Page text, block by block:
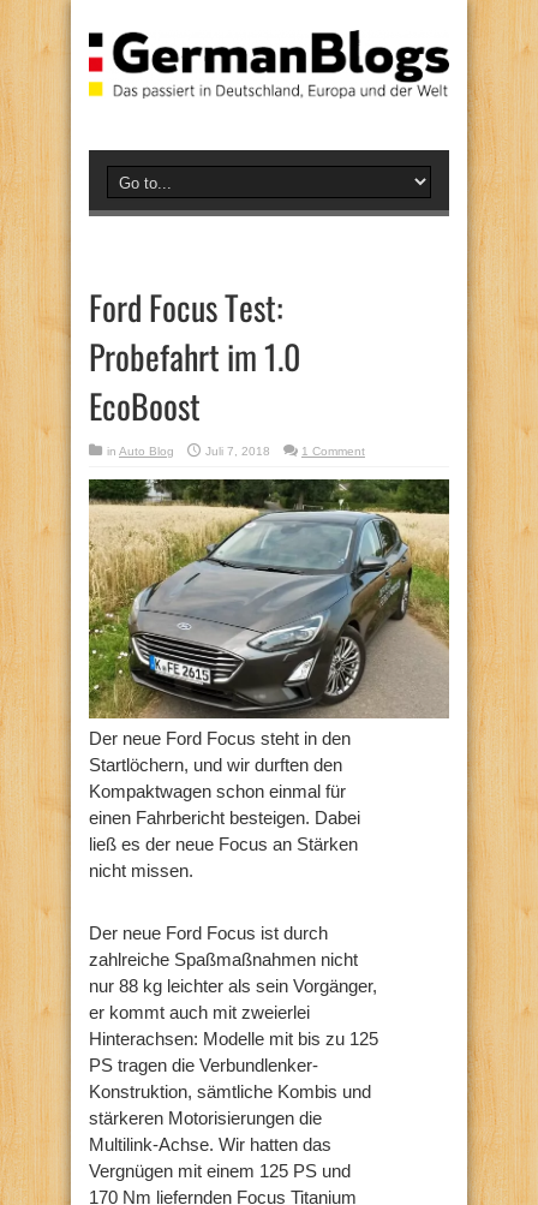
Ford Focus Test:
Probefahrt im 1.0
EcoBoost
in Auto Blog Juli 7, 2018 1 Comment
Der neue Ford Focus steht in den
Startlöchern, und wir durften den
Kompaktwagen schon einmal für
einen Fahrbericht besteigen. Dabei
ließ es der neue Focus an Stärken
nicht missen.
Der neue Ford Focus ist durch
zahlreiche Spaßmaßnahmen nicht
nur 88 kg leichter als sein Vorgänger,
er kommt auch mit zweierlei
Hinterachsen: Modelle mit bis zu 125
PS tragen die Verbundlenker-
Konstruktion, sämtliche Kombis und
stärkeren Motorisierungen die
Multilink-Achse. Wir hatten das
Vergnügen mit einem 125 PS und
170 Nm liefernden Focus Titanium